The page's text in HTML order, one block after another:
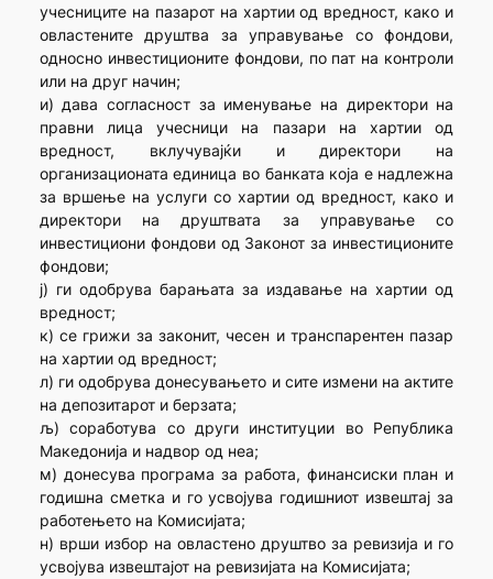
учесниците на пазарот на хартии од вредност, како и
овластените друштва за управување со фондови,
односно инвестиционите фондови, по пат на контроли
или на друг начин;
и) дава согласност за именување на директори на
правни лица учесници на пазари на хартии од
вредност, вклучувајќи и директори на
организационата единица во банката која е надлежна
за вршење на услуги со хартии од вредност, како и
директори на друштвата за управување со
инвестициони фондови од Законот за инвестиционите
фондови;
ј) ги одобрува барањата за издавање на хартии од
вредност;
к) се грижи за законит, чесен и транспарентен пазар
на хартии од вредност;
л) ги одобрува донесувањето и сите измени на актите
на депозитарот и берзата;
љ) соработува со други институции во Република
Македонија и надвор од неа;
м) донесува програма за работа, финансиски план и
годишна сметка и го усвојува годишниот извештај за
работењето на Комисијата;
н) врши избор на овластено друштво за ревизија и го
усвојува извештајот на ревизијата на Комисијата;